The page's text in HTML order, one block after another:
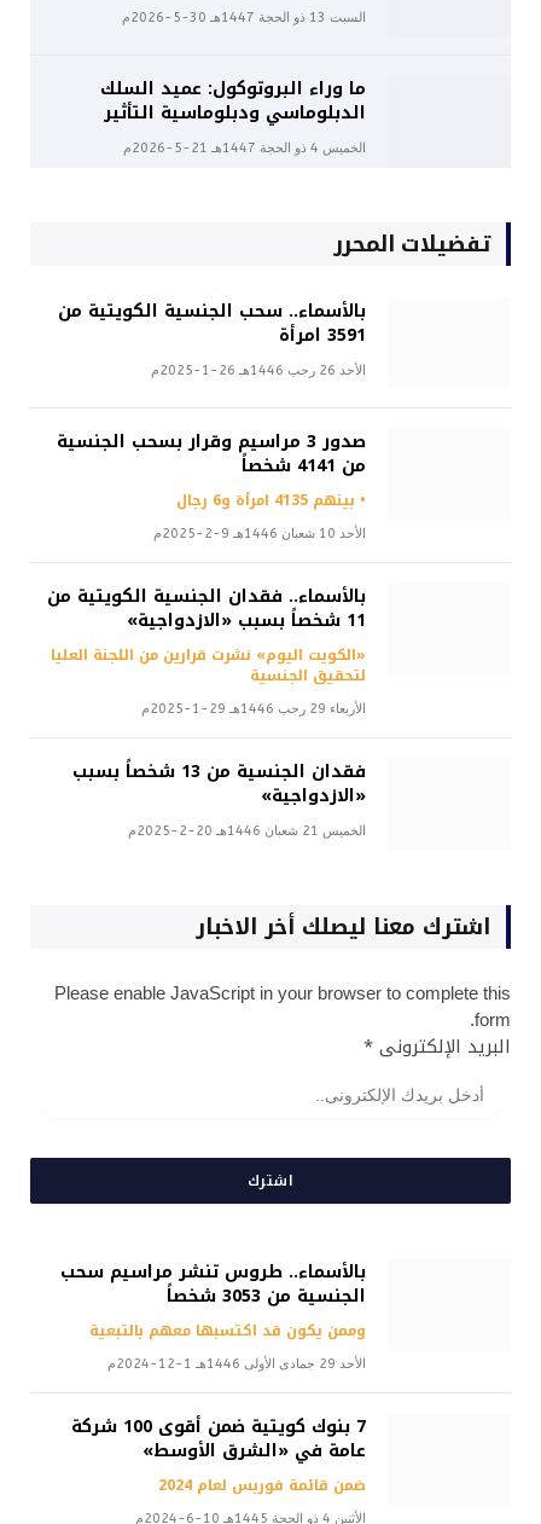
السبت 13 ذو الحجة 1447هـ 30-5-2026م
ما وراء البروتوكول: عميد السلك
الدبلوماسي ودبلوماسية التأثير
الخميس 4 ذو الحجة 1447هـ 21-5-2026م
تفضيلات المحرر
بالأسماء.. سحب الجنسية الكويتية من
3591 امرأة
الأحد 26 رجب 1446هـ 26-1-2025م
صدور 3 مراسيم وقرار بسحب الجنسية
من 4141 شخصاً
• بينهم 4135 امرأة و6 رجال
الأحد 10 شعبان 1446هـ 9-2-2025م
بالأسماء.. فقدان الجنسية الكويتية من
11 شخصاً بسبب «الازدواجية»
«الكويت اليوم» نشرت قرارين من اللجنة العليا
لتحقيق الجنسية
الأربعاء 29 رجب 1446هـ 29-1-2025م
فقدان الجنسية من 13 شخصاً بسبب
«الازدواجية»
الخميس 21 شعبان 1446هـ 20-2-2025م
اشترك معنا ليصلك أخر الاخبار
Please enable JavaScript in your browser to complete this
form.
البريد الإلكترونى*
اشترك
بالأسماء.. طروس تنشر مراسيم سحب
الجنسية من 3053 شخصاً
وممن يكون قد اكتسبها معهم بالتبعية
الأحد 29 جمادى الأولى 1446هـ 1-12-2024م
7 بنوك كويتية ضمن أقوى 100 شركة
عامة في «الشرق الأوسط»
ضمن قائمة فوربس لعام 2024
الأثنين 4 ذو الحجة 1445هـ 10-6-2024م